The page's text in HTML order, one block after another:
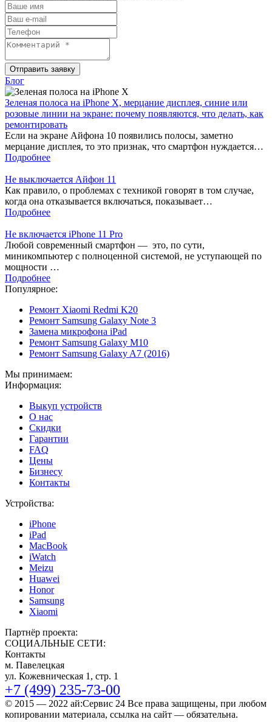
Отправить заявку
Блог
Зеленая полоса на iPhone X, мерцание дисплея, синие или
розовые линии на экране: почему появляются, что делать, как
ремонтировать
Если на экране Айфона 10 появились полосы, заметно
мерцание дисплея, то это признак, что смартфон нуждается…
Подробнее
Не выключается Айфон 11
Как правило, о проблемах с техникой говорят в том случае,
когда она отказывается включаться, показывает…
Подробнее
Не включается iPhone 11 Pro
Любой современный смартфон — это, по сути,
миникомпьютер с полноценной системой, не уступающей по
мощности …
Подробнее
Популярное:
Ремонт Xiaomi Redmi K20
Ремонт Samsung Galaxy Note 3
Замена микрофона iPad
Ремонт Samsung Galaxy M10
Ремонт Samsung Galaxy A7 (2016)
Мы принимаем:
Информация:
Выкуп устройств
О нас
Скидки
Гарантии
FAQ
Цены
Бизнесу
Контакты
Устройства:
iPhone
iPad
MacBook
iWatch
Meizu
Huawei
Honor
Samsung
Xiaomi
Партнёр проекта:
СОЦИАЛЬНЫЕ СЕТИ:
Контакты
м. Павелецкая
ул. Кожевническая 1, стр. 1
+7 (499) 235-73-00
© 2015 — 2022 ай:Сервис 24 Все права защищены, при любом
копировании материала, ссылка на сайт — обязательна.